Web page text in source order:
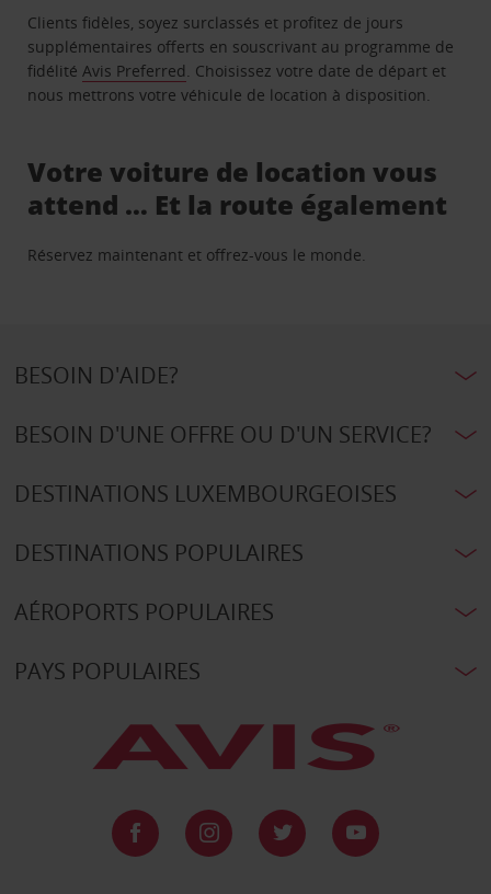
Clients fidèles, soyez surclassés et profitez de jours
supplémentaires offerts en souscrivant au programme de
fidélitéAvis Preferred. Choisissez votre date de départ et
nous mettrons votre véhicule de location à disposition.
Votre voiture de location vous
attend … Et la route également
Réservez maintenant et offrez-vous le monde.
BESOIN D'AIDE?
BESOIN D'UNE OFFRE OU D'UN SERVICE?
DESTINATIONS LUXEMBOURGEOISES
DESTINATIONS POPULAIRES
AÉROPORTS POPULAIRES
PAYS POPULAIRES